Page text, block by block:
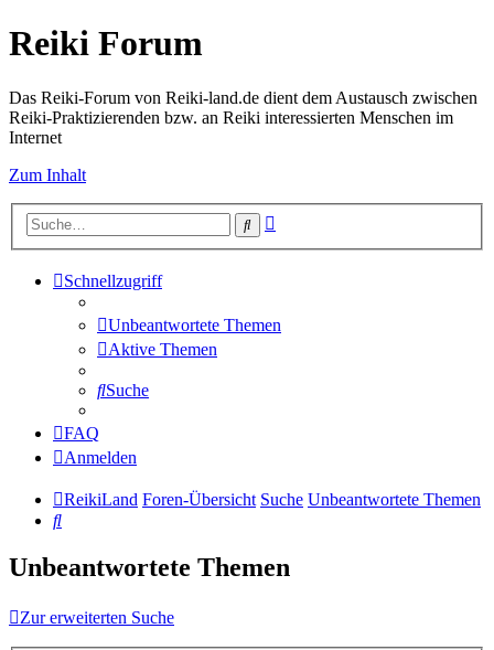
Reiki Forum
Das Reiki-Forum von Reiki-land.de dient dem Austausch zwischen
Reiki-Praktizierenden bzw. an Reiki interessierten Menschen im
Internet
Zum Inhalt
Suche
Schnellzugriff
Unbeantwortete Themen
Aktive Themen
Suche
FAQ
Anmelden
ReikiLand Foren-Übersicht Suche Unbeantwortete Themen
Suche
Unbeantwortete Themen
Zur erweiterten Suche